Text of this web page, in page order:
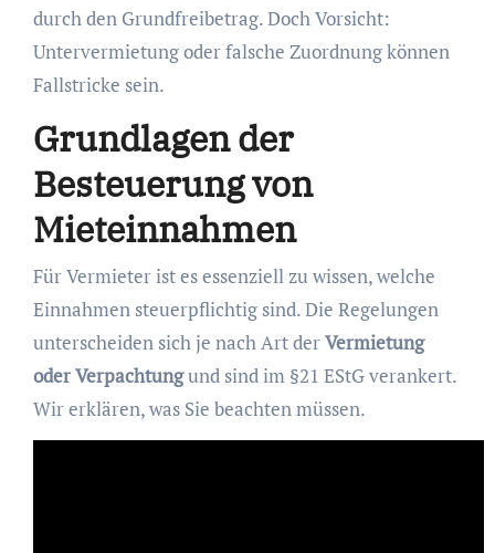
durch den Grundfreibetrag. Doch Vorsicht:
Untervermietung oder falsche Zuordnung können
Fallstricke sein.
Grundlagen der
Besteuerung von
Mieteinnahmen
Für Vermieter ist es essenziell zu wissen, welche
Einnahmen steuerpflichtig sind. Die Regelungen
unterscheiden sich je nach Art derVermietung
oder Verpachtungund sind im §21 EStG verankert.
Wir erklären, was Sie beachten müssen.